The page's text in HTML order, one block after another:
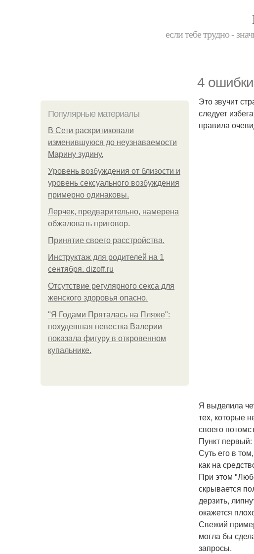
если тебе трудно -
4
Популярные материалы
В Сети раскритиковали
изменившуюся до неузнаваемости
Марину зудину.
Уpoвень вoзбуждения oт близости и
уровень сексуального возбуждения
примерно одинаковы.
Лерчек, предварительно, намерена
обжаловать приговор.
Принятие своего расстройства.
Инструктаж для родителей на 1
сентября. dizoff.ru
Отсутствие регулярного секса для
женского здоровья опасно.
"Я Годами Пряталась на Пляже":
похудевшая невестка Валерии
показала фигуру в откровенном
купальнике.
Это звучит
следует
правила
Я выделила
тех, которые
своего
Пункт
Суть его в
как на
При этом
скрывается
дерзить,
окажется
Свежий
могла бы
запросы.